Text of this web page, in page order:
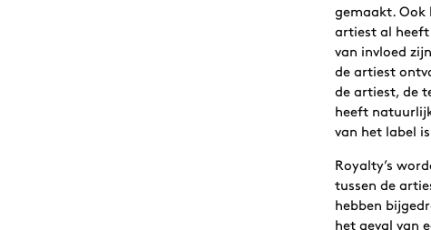
gemaakt. Ook
artiest al
van invloed
de artiest
de artiest, de
heeft
van het label
Royalty’s
tussen de
hebben
het geval van